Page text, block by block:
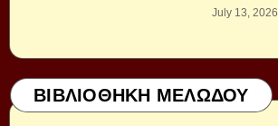
July 13, 2026
ΒΙΒΛΙΟΘΗΚΗ ΜΕΛΩΔΟΥ